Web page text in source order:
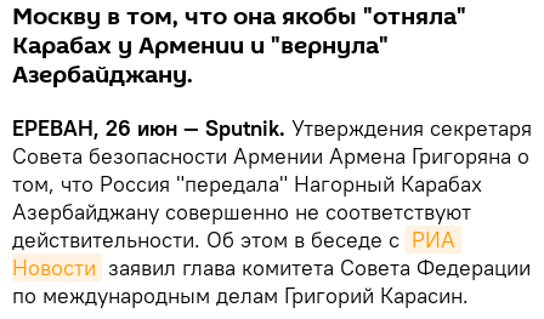
Москву в том, что она якобы "отняла"
Карабах у Армении и "вернула"
Азербайджану.
ЕРЕВАН, 26 июн — Sputnik. Утверждения секретаря
Совета безопасности Армении Армена Григоряна о
том, что Россия "передала" Нагорный Карабах
Азербайджану совершенно не соответствуют
действительности. Об этом в беседе с РИА
Новости заявил глава комитета Совета Федерации
по международным делам Григорий Карасин.